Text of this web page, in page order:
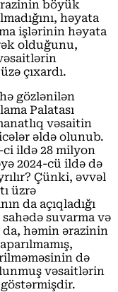
böyük
həyata
işlərinin həyata
olduğunu,
çıxardı.
gözlənilən
Palatası
vəsaitin
əldə olunub.
ci ildə 28 milyon
2024-cü ildə də
Çünki, əvvəl
üzrə
da açıqladığı
suvarma və
həmin ərazinin
də
vəsaitlərin